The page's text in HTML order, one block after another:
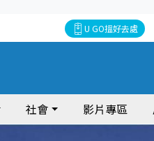
U GO搵好去處
社會 影片專區